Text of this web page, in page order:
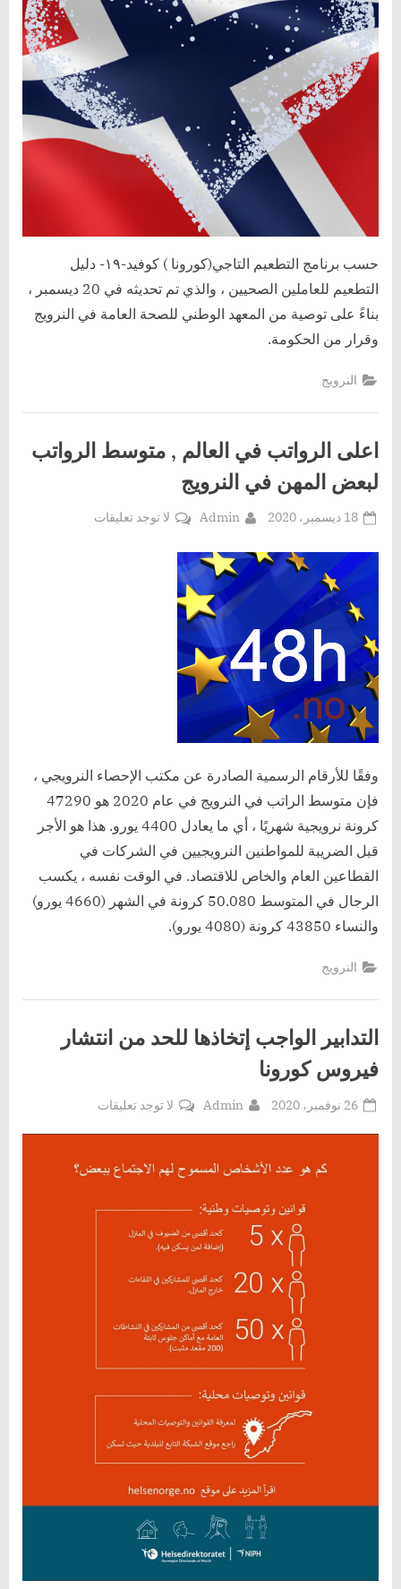
أولاً
النرويج
؟
حسب برنامج التطعيم التاجي(كورونا ) كوفيد-١٩- دليل
التطعيم للعاملين الصحيين ، والذي تم تحديثه في 20 ديسمبر ،
بناءً على توصية من المعهد الوطني للصحة العامة في النرويج
وقرار من الحكومة.
النرويج
اعلى الرواتب في العالم , متوسط الرواتب
لبعض المهن في النرويج
Posted
18 ديسمبر، 2020 By
Admin لا توجد تعليقاتعلى
وفقًا للأرقام الرسمية الصادرة عن مكتب الإحصاء النرويجي ،
فإن متوسط ​​الراتب في النرويج في عام 2020 هو 47290
كرونة نرويجية شهريًا ، أي ما يعادل 4400 يورو. هذا هو الأجر
قبل الضريبة للمواطنين النرويجيين في الشركات في
القطاعين العام والخاص للاقتصاد. في الوقت نفسه ، يكسب
الرجال في المتوسط ​​50.080 كرونة في الشهر (4660 يورو)
والنساء 43850 كرونة (4080 يورو).
النرويج
التدابير الواجب إتخاذها للحد من انتشار
فيروس كورونا
Posted
26 نوفمبر، 2020 By
Admin لا توجد تعليقاتعلى
إتخاذها
من